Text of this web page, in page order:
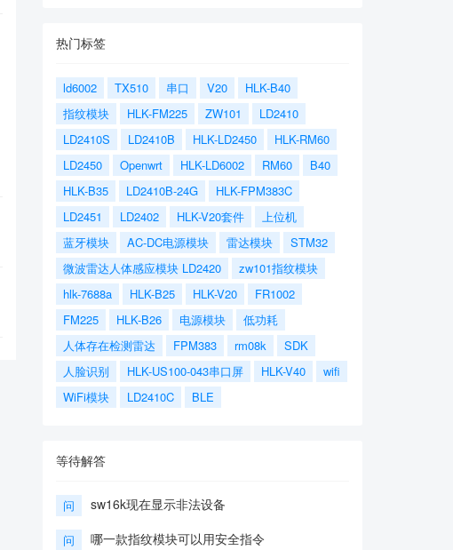
热门标签
ld6002 TX510 串口 V20
HLK-B40
指纹模块
HLK-FM225 ZW101
LD2410
LD2410S
LD2410B HLK-LD2450
HLK-RM60
LD2450
Openwrt HLK-LD6002 RM60
B40
HLK-B35
LD2410B-24G
HLK-FPM383C
LD2451
LD2402 HLK-V20套件
上位机
蓝牙模块
AC-DC电源模块 雷达模块
STM32
微波雷达人体感应模块 LD2420
zw101指纹模块
hlk-7688a
HLK-B25 HLK-V20
FR1002
FM225
HLK-B26 电源模块
低功耗
人体存在检测雷达
FPM383 rm08k
SDK
人脸识别
HLK-US100-043串口屏 HLK-V40
wifi
WiFi模块
LD2410C BLE
等待解答
问 sw16k现在显示非法设备
问 哪一款指纹模块可以用安全指令